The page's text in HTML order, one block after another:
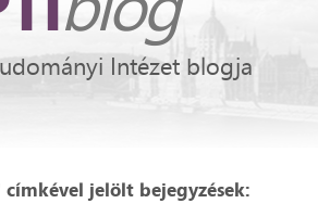
Intézet blogja
jelölt bejegyzések: